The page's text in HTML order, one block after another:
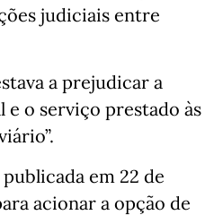
judiciais entre
a prejudicar a
e o serviço prestado às
em 22 de
acionar a opção de